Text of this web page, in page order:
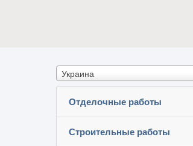
Украина
Отделочные работы
Строительные работы